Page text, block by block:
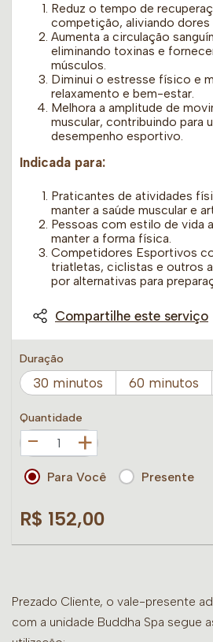
Reduz o tempo de
competição, aliviando dores
Aumenta a circulação
eliminando toxinas e
músculos.
Diminui o estresse físico e
relaxamento e bem-estar.
Melhora a amplitude de
muscular, contribuindo para
desempenho esportivo.
Indicada para:
Praticantes de atividades
manter a saúde muscular e
Pessoas com estilo de vida
manter a forma física.
Competidores Esportivos
triatletas, ciclistas e outros
por alternativas para
Compartilhe este serviço
Duração
30 minutos 60 minutos
Quantidade
+
Para Você Presente
R$ 152,00
Prezado Cliente, o vale-presente
com a unidade Buddha Spa segue